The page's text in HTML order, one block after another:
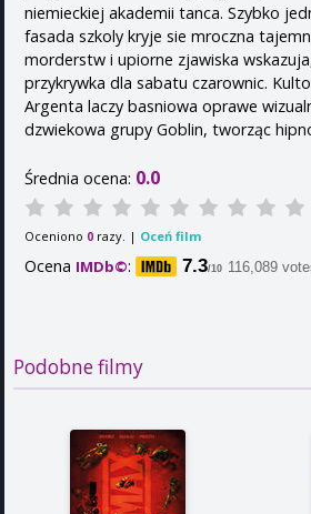
niemieckiej akademii tanca. Szybko
fasada szkoly kryje sie mroczna
morderstw i upiorne zjawiska
przykrywka dla sabatu czarownic.
Argenta laczy basniowa oprawe
dzwiekowa grupy Goblin, tworząc
Średnia ocena: 0.0
Oceniono 0 razy. | Oceń film
Ocena IMDb©: 7.3/10 116,089
Podobne filmy